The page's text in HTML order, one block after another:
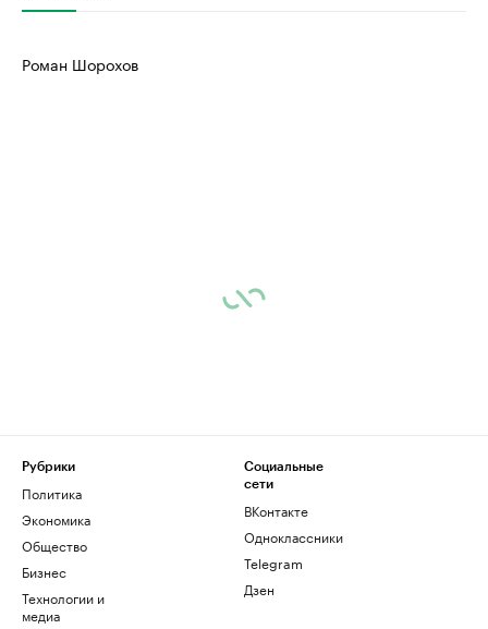
Роман Шорохов
Рубрики
Политика
Экономика
Общество
Бизнес
Технологии и
медиа
Социальные
сети
ВКонтакте
Одноклассники
Telegram
Дзен